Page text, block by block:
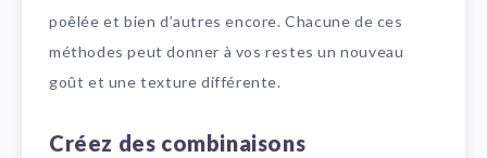
poêlée et bien d’autres encore. Chacune de ces
méthodes peut donner à vos restes un nouveau
goût et une texture différente.
Créez des combinaisons